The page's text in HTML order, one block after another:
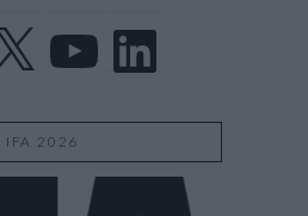
LinkedIn
IFA 2026